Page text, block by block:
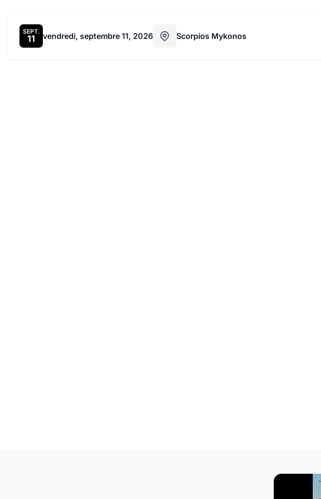
SEPT.
11 vendredi, septembre 11, 2026 Scorpios Mykonos